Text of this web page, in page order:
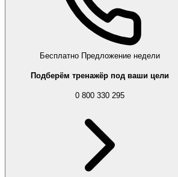
Бесплатно Предложение недели
Подберём тренажёр под ваши цели
0 800 330 295